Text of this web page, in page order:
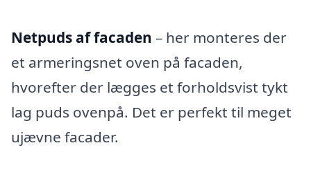
Netpuds af facaden – her monteres der
et armeringsnet oven på facaden,
hvorefter der lægges et forholdsvist tykt
lag puds ovenpå. Det er perfekt til meget
ujævne facader.